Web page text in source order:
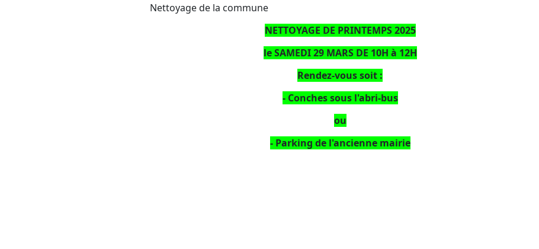
Nettoyage de la commune
NETTOYAGE DE PRINTEMPS 2025
le SAMEDI 29 MARS DE 10H à 12H
Rendez-vous soit :
- Conches sous l'abri-bus
ou
- Parking de l'ancienne mairie